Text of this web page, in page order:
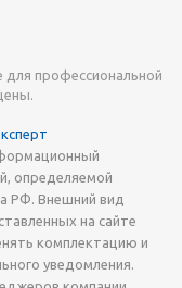
для профессиональной
определяемой
РФ. Внешний вид
на сайте
комплектацию и
уведомления.